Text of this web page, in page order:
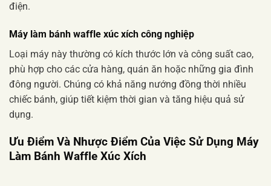
điện.
Máy làm bánh waffle xúc xích công nghiệp
Loại máy này thường có kích thước lớn và công suất cao,
phù hợp cho các cửa hàng, quán ăn hoặc những gia đình
đông người. Chúng có khả năng nướng đồng thời nhiều
chiếc bánh, giúp tiết kiệm thời gian và tăng hiệu quả sử
dụng.
Ưu Điểm Và Nhược Điểm Của Việc Sử Dụng Máy
Làm Bánh Waffle Xúc Xích